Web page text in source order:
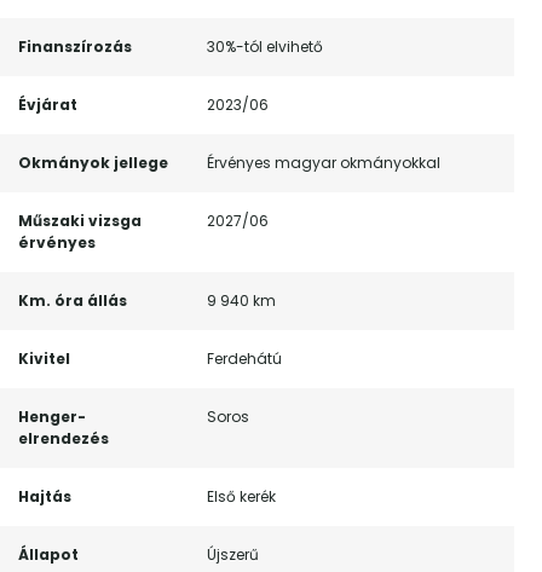
Finanszírozás 30%-tól elvihető
Évjárat 2023/06
Okmányok jellege Érvényes magyar okmányokkal
Műszaki vizsga
érvényes
2027/06
Km. óra állás 9 940 km
Kivitel Ferdehátú
Henger-
elrendezés
Soros
Hajtás Első kerék
Állapot Újszerű